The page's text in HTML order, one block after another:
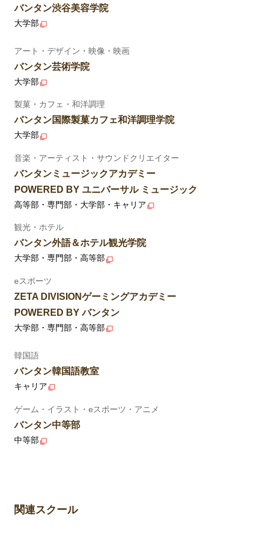
バンタン渋谷美容学院
大学部
アート・デザイン・映像・映画
バンタン芸術学院
大学部
製菓・カフェ・和洋調理
バンタン国際製菓カフェ和洋調理学院
大学部
音楽・アーティスト・サウンドクリエイター
バンタンミュージックアカデミー
POWERED BY ユニバーサル ミュージック
高等部・専門部・大学部・キャリア
観光・ホテル
バンタン外語＆ホテル観光学院
大学部・専門部・高等部
eスポーツ
ZETA DIVISIONゲーミングアカデミー
POWERED BY バンタン
大学部・専門部・高等部
韓国語
バンタン韓国語教室
キャリア
ゲーム・イラスト・eスポーツ・アニメ
バンタン中等部
中等部
関連スクール